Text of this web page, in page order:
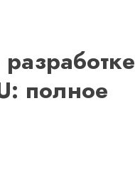
полное